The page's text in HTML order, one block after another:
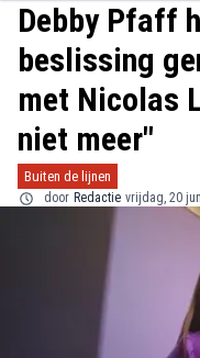
Debby Pfaff
beslissing
met Nicolas
niet meer"
Buiten de lijnen
door Redactie vrijdag, 20